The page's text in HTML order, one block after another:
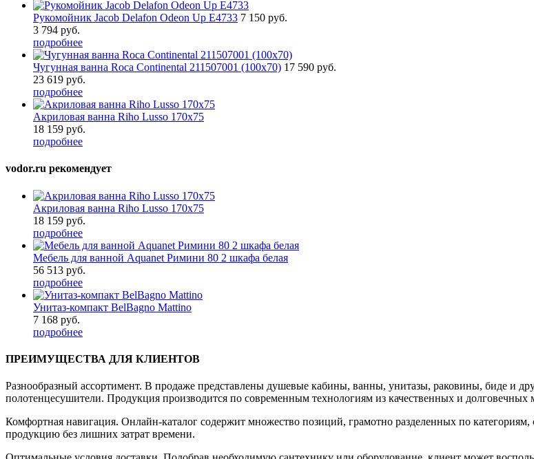
Рукомойник Jacob Delafon Odeon Up E4733 7 150 руб.
3 794 руб.
подробнее
Чугунная ванна Roca Continental 211507001 (100х70) 17 590 руб.
23 619 руб.
подробнее
Акриловая ванна Riho Lusso 170x75
18 159 руб.
подробнее
vodor.ru рекомендует
Акриловая ванна Riho Lusso 170x75
18 159 руб.
подробнее
Мебель для ванной Aquanet Римини 80 2 шкафа белая
56 513 руб.
подробнее
Унитаз-компакт BelBagno Mattino
7 168 руб.
подробнее
ПРЕИМУЩЕСТВА ДЛЯ КЛИЕНТОВ
Разнообразный ассортимент. В продаже представлены душевые кабины, ванны, унитазы, раковины, биде и
полотенцесушители. Продукция производится по современным технологиям из качественных и долговечных
Комфортная навигация. Онлайн-каталог содержит множество позиций, грамотно разделенных по
продукцию без лишних затрат времени.